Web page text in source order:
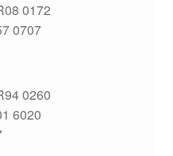
0172
0707
0260
6020